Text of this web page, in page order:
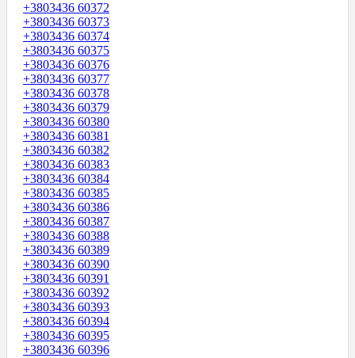
+3803436 60372
+3803436 60373
+3803436 60374
+3803436 60375
+3803436 60376
+3803436 60377
+3803436 60378
+3803436 60379
+3803436 60380
+3803436 60381
+3803436 60382
+3803436 60383
+3803436 60384
+3803436 60385
+3803436 60386
+3803436 60387
+3803436 60388
+3803436 60389
+3803436 60390
+3803436 60391
+3803436 60392
+3803436 60393
+3803436 60394
+3803436 60395
+3803436 60396